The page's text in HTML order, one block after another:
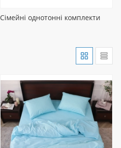
Сімейні однотонні комплекти